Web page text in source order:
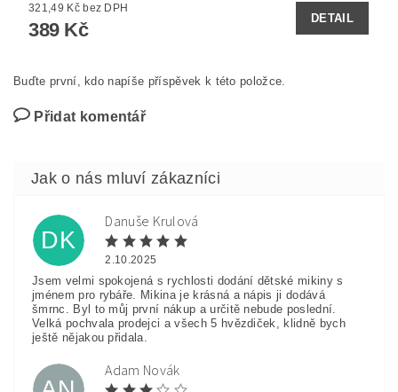
321,49 Kč bez DPH
389 Kč
DETAIL
Buďte první, kdo napíše příspěvek k této položce.
Přidat komentář
DK
Danuše Krulová
2.10.2025
Jsem velmi spokojená s rychlosti dodání dětské mikiny s
jménem pro rybáře. Mikina je krásná a nápis ji dodává
šmrnc. Byl to můj první nákup a určitě nebude poslední.
Velká pochvala prodejci a všech 5 hvězdiček, klidně bych
ještě nějakou přidala.
Adam Novák